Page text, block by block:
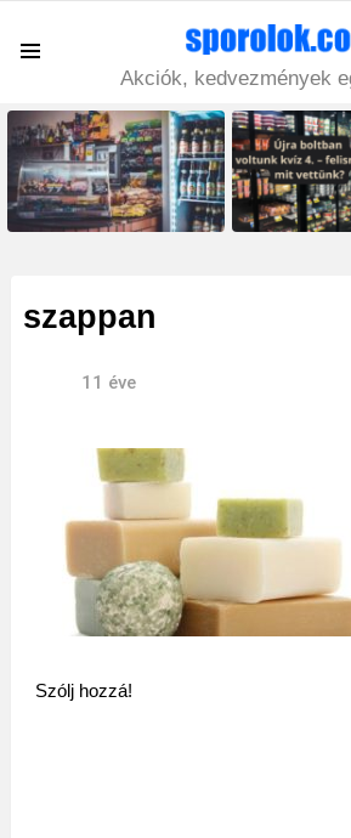
Akciók, kedvezmények
LATEST
STORIES
szappan
11 éve
Szólj hozzá!